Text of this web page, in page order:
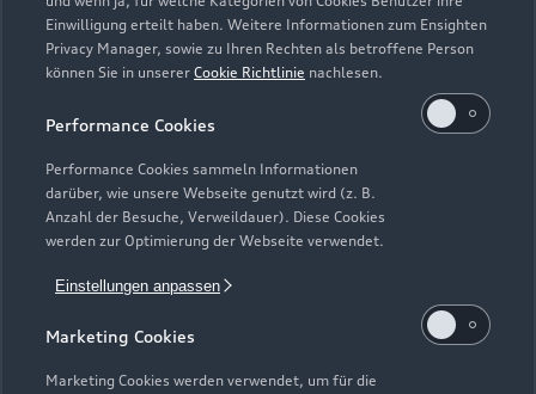
Einwilligung erteilt haben. Weitere Informationen zum Ensighten
Privacy Manager, sowie zu Ihren Rechten als betroffene Person
können Sie in unserer Cookie Richtlinie nachlesen.
Performance Cookies
Performance Cookies sammeln Informationen
darüber, wie unsere Webseite genutzt wird (z. B.
Anzahl der Besuche, Verweildauer). Diese Cookies
werden zur Optimierung der Webseite verwendet.
Einstellungen anpassen
Marketing Cookies
Marketing Cookies werden verwendet, um für die
Zur Inspektion